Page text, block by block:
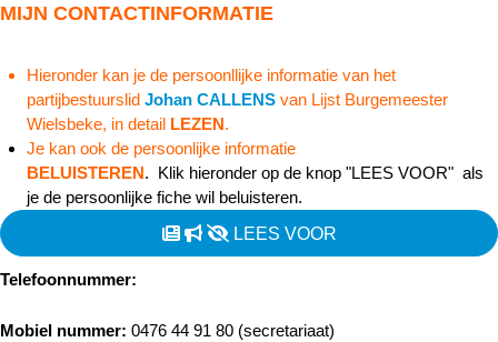
MIJN CONTACTINFORMATIE
Hieronder kan je de persoonllijke informatie van het
partijbestuurslid Johan CALLENS van Lijst Burgemeester
Wielsbeke, in detail LEZEN.
Je kan ook de persoonlijke informatie
BELUISTEREN. Klik hieronder op de knop "LEES VOOR" als
je de persoonlijke fiche wil beluisteren.
LEES VOOR
Telefoonnummer:
Mobiel nummer: 0476 44 91 80 (secretariaat)